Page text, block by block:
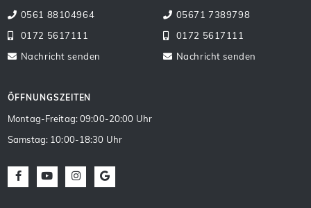
0561 88104964
0172 5617111
Nachricht senden
05671 7389798
0172 5617111
Nachricht senden
ÖFFNUNGSZEITEN
Montag-Freitag: 09:00-20:00 Uhr
Samstag: 10:00-18:30 Uhr
FacebookYoutubeInstagramGoogle Maps